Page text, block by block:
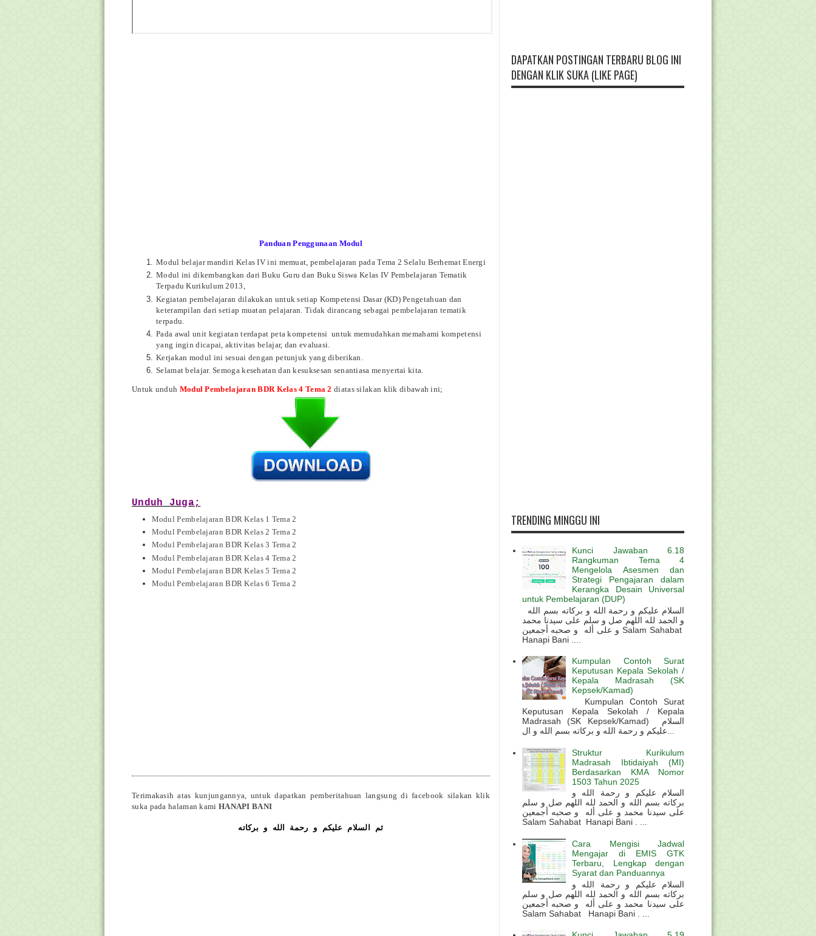
Panduan Penggunaan Modul
Modul belajar mandiri Kelas IV ini memuat, pembelajaran pada Tema 2 Selalu Berhemat Energi
Modul ini dikembangkan dari Buku Guru dan Buku Siswa Kelas IV Pembelajaran Tematik
Terpadu Kurikulum 2013,
Kegiatan pembelajaran dilakukan untuk setiap Kompetensi Dasar (KD) Pengetahuan dan
keterampilan dari setiap muatan pelajaran. Tidak dirancang sebagai pembelajaran tematik
terpadu.
Pada awal unit kegiatan terdapat peta kompetensi untuk memudahkan memahami kompetensi
yang ingin dicapai, aktivitas belajar, dan evaluasi.
Kerjakan modul ini sesuai dengan petunjuk yang diberikan.
Selamat belajar. Semoga kesehatan dan kesuksesan senantiasa menyertai kita.
Untuk unduh Modul Pembelajaran BDR Kelas 4 Tema 2 diatas silakan klik dibawah ini;
Unduh Juga;
Modul Pembelajaran BDR Kelas 1 Tema 2
Modul Pembelajaran BDR Kelas 2 Tema 2
Modul Pembelajaran BDR Kelas 3 Tema 2
Modul Pembelajaran BDR Kelas 4 Tema 2
Modul Pembelajaran BDR Kelas 5 Tema 2
Modul Pembelajaran BDR Kelas 6 Tema 2
Terimakasih atas kunjungannya, untuk dapatkan pemberitahuan langsung di facebook silakan klik
suka pada halaman kami HANAPI BANI
ثم السلام عليكم و رحمة الله و بركاته
DAPATKAN POSTINGAN TERBARU BLOG INI
DENGAN KLIK SUKA (LIKE PAGE)
TRENDING MINGGU INI
Kunci Jawaban 6.18
Rangkuman Tema 4
Mengelola Asesmen dan
Strategi Pengajaran dalam
Kerangka Desain Universal
untuk Pembelajaran (DUP)
و الحمد لله اللهم صل و سلم على سيدنا محمد
و على أله و صحبه أجمعين Salam Sahabat
Hanapi Bani ....
Kumpulan Contoh Surat
Keputusan Kepala Sekolah /
Kepala Madrasah (SK
Kepsek/Kamad)
Kumpulan Contoh Surat
Keputusan Kepala Sekolah / Kepala
Madrasah (SK Kepsek/Kamad) السلام
Struktur Kurikulum
Madrasah Ibtidaiyah (MI)
Berdasarkan KMA Nomor
1503 Tahun 2025
السلام عليكم و رحمة الله و
بركاته بسم الله و الحمد لله اللهم صل و سلم
على سيدنا محمد و على أله و صحبه أجمعين
Salam Sahabat Hanapi Bani . ...
Cara Mengisi Jadwal
Mengajar di EMIS GTK
Terbaru, Lengkap dengan
Syarat dan Panduannya
السلام عليكم و رحمة الله و
بركاته بسم الله و الحمد لله اللهم صل و سلم
على سيدنا محمد و على أله و صحبه أجمعين
Salam Sahabat Hanapi Bani . ...